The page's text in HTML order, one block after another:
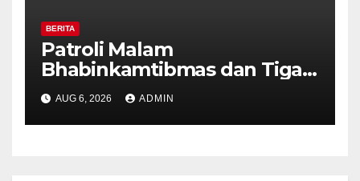
BERITA
Patroli Malam
Bhabinkamtibmas dan Tiga
Pilar Kelurahan Ungaran
Perkuat Kamtibmas, Warga
Diajak Aktifkan Ronda
AUG 6, 2026 ADMIN